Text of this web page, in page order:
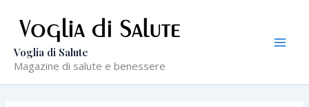
contenuto
Voglia di Salute
Magazine di salute e benessere